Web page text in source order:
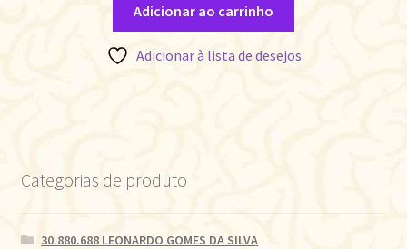
Adicionar ao carrinho
Adicionar à lista de desejos
Categorias de produto
30.880.688 LEONARDO GOMES DA SILVA